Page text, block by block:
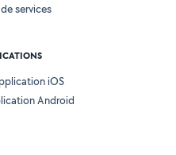
services
iOS
Android